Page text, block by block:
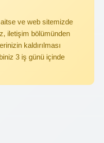
ve web sitemizde
iletişim bölümünden
kaldırılması
3 iş günü içinde